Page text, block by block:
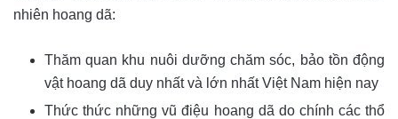
nhiên hoang dã:
Thăm quan khu nuôi dưỡng chăm sóc, bảo tồn động
vật hoang dã duy nhất và lớn nhất Việt Nam hiện nay
Thức thức những vũ điệu hoang dã do chính các thổ